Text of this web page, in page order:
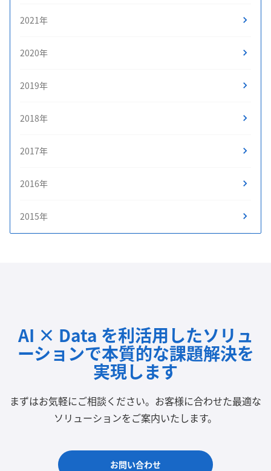
2021年
2020年
2019年
2018年
2017年
2016年
2015年
AI × Data を利活用したソリュ
ーションで本質的な課題解決を
実現します
まずはお気軽にご相談ください。 お客様に合わせた最適な
ソリューションをご案内いたします。
お問い合わせ